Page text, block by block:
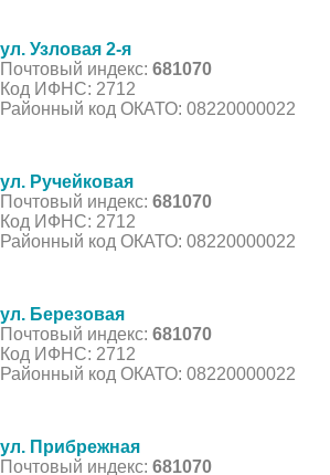
ул. Узловая 2-я
Почтовый индекс: 681070
Код ИФНС: 2712
Районный код ОКАТО: 08220000022
ул. Ручейковая
Почтовый индекс: 681070
Код ИФНС: 2712
Районный код ОКАТО: 08220000022
ул. Березовая
Почтовый индекс: 681070
Код ИФНС: 2712
Районный код ОКАТО: 08220000022
ул. Прибрежная
Почтовый индекс: 681070